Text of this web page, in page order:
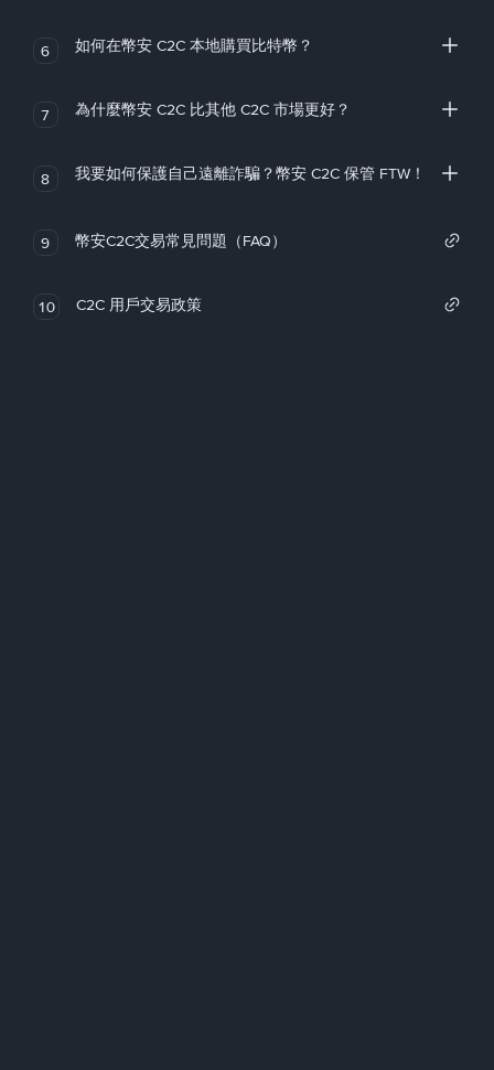
6 如何在幣安 C2C 本地購買比特幣？
7 為什麼幣安 C2C 比其他 C2C 市場更好？
8 我要如何保護自己遠離詐騙？幣安 C2C 保管 FTW！
9 幣安C2C交易常見問題（FAQ）
10 C2C 用戶交易政策